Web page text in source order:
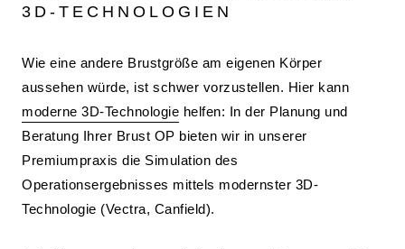
D-TECHNOLOGIEN
Wie eine andere Brustgröße am eigenen Körper
aussehen würde, ist schwer vorzustellen. Hier kann
moderne 3D-Technologie helfen: In der Planung und
Beratung Ihrer Brust OP bieten wir in unserer
Premiumpraxis die Simulation des
Operationsergebnisses mittels modernster 3D-
Technologie (Vectra, Canfield).